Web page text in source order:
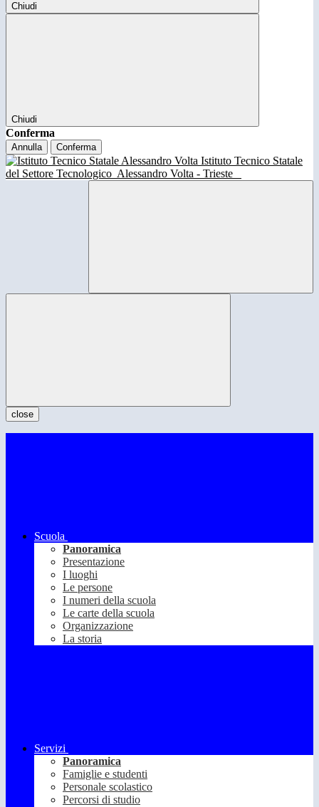
Chiudi
Chiudi
Conferma
Annulla Conferma
Istituto Tecnico Statale
del Settore Tecnologico Alessandro Volta - Trieste
close
Scuola
Panoramica
Presentazione
I luoghi
Le persone
I numeri della scuola
Le carte della scuola
Organizzazione
La storia
Servizi
Panoramica
Famiglie e studenti
Personale scolastico
Percorsi di studio